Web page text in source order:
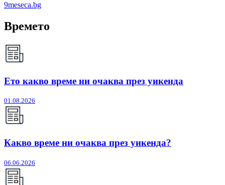
9meseca.bg
Времето
Ето какво време ни очаква през уикенда
01.08.2026
Какво време ни очаква през уикенда?
06.06.2026